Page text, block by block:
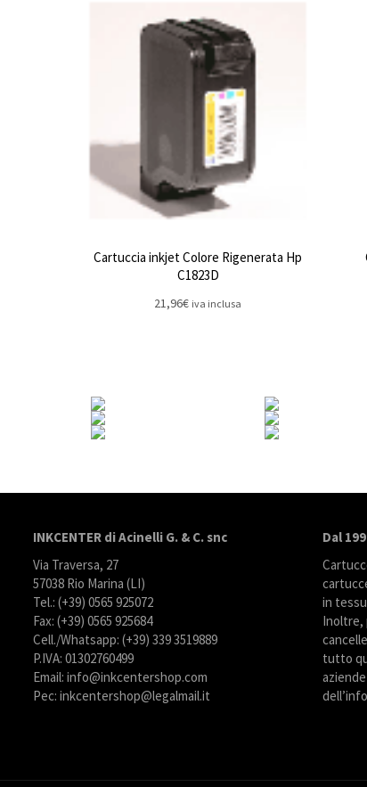
Cartuccia inkjet Colore Rigenerata Hp
C1823D
21,96€ iva inclusa
INKCENTER di Acinelli G. & C. snc
Via Traversa, 27
57038 Rio Marina (LI)
Tel.: (+39) 0565 925072
Fax: (+39) 0565 925684
Cell./Whatsapp: (+39) 339 3519889
P.IVA: 01302760499
Email: info@inkcentershop.com
Pec: inkcentershop@legalmail.it
Dal
in
Inoltre,
tutto